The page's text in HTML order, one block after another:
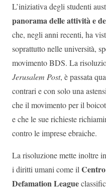
L’iniziativa degli studenti
panorama delle attività e
che, negli anni recenti, ha
soprattutto nelle università,
movimento BDS. La
Jerusalem Post, è passata
contrari e con solo una
che il movimento per il
e che le sue richieste
contro le imprese ebraiche.
La risoluzione mette inoltre
i diritti umani come il
Defamation League